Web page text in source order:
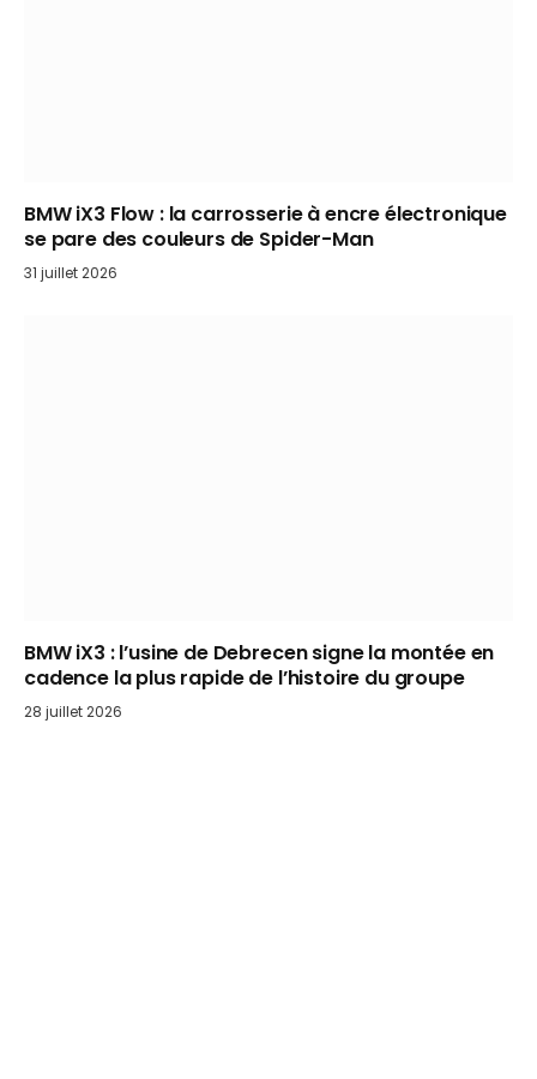
BMW iX3 Flow : la carrosserie à encre électronique
se pare des couleurs de Spider-Man
31 juillet 2026
BMW iX3 : l’usine de Debrecen signe la montée en
cadence la plus rapide de l’histoire du groupe
28 juillet 2026